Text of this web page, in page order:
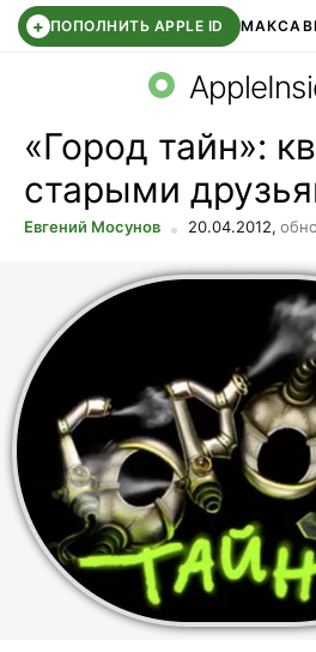
+ ПОПОЛНИТЬ APPLE ID МАКС
СБЕР КИДС ВТБ ОНЛАЙН
«Город тайн»:
старыми
Евгений Мосунов 20.04.2012,